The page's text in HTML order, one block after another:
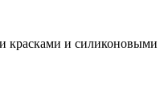
красками и